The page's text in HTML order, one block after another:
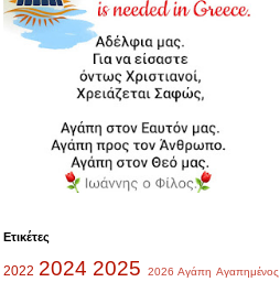
Ετικέτες
2022 2024 2025 2026 Αγάπη Αγαπημένος